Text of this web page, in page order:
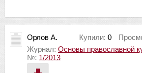
Орлов А. Купили: 0
Журнал: Основы православной
№: 1/2013